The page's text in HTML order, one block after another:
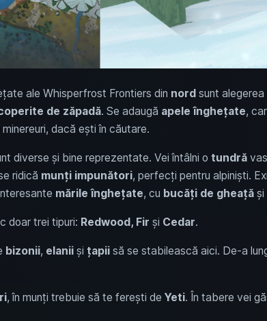
ale Whisperfrost Frontiers din nordsunt alegerea
de zăpadă. Se adaugă apele înghețate,
dacă ești în căutare.
diverse și bine reprezentate. Vei întâlni o tundră
ridică munți impunători, perfecți pentru alpiniști.
mările înghețate, cu bucăți de gheațăși
doar trei tipuri: Redwood, Fir și Cedar.
bizonii, elaniiși țapiisă se stabilească aici. De-a
, în munți trebuie să te ferești de Yeti. În tabere vei